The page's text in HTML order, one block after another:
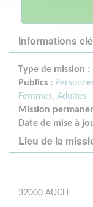
Informations
Type de mission :
Publics :
Femmes, Adultes
Mission
Date de mise à
Lieu de la
32000 AUCH